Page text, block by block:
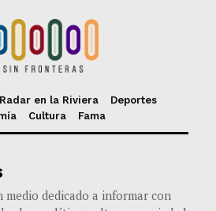
Radar en la Riviera
Deportes
Cultura Fama
medio dedicado a informar con